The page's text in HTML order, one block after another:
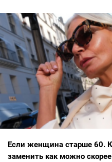
Если женщина старше 60.
заменить как можно скорее